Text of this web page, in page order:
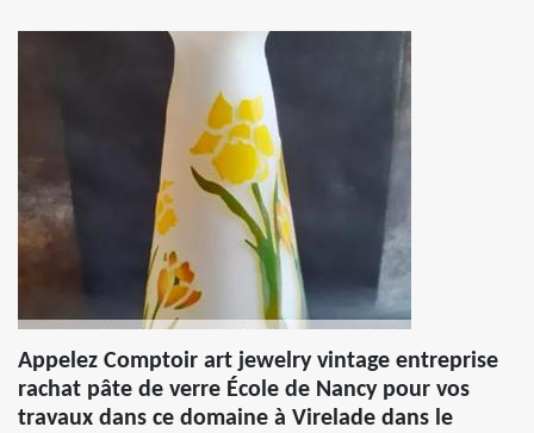
Appelez Comptoir art jewelry vintage entreprise
rachat pâte de verre École de Nancy pour vos
travaux dans ce domaine à Virelade dans le